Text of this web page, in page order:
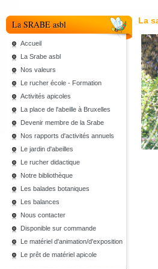
La SRABE asbl
Accueil
La Srabe asbl
Nos valeurs
Le rucher école - Formation
Activités apicoles
La place de l'abeille à Bruxelles
Devenir membre de la Srabe
Nos rapports d'activités annuels
Le jardin d'abeilles
Le rucher didactique
Notre bibliothèque
Les balades botaniques
Les balances
Nous contacter
Disponible sur commande
Le matériel d'animation/d'exposition
Le prêt de matériel apicole
La